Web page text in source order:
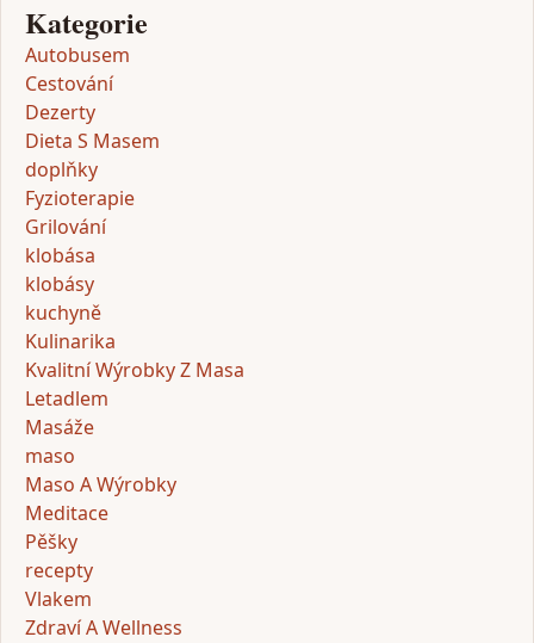
Kategorie
Autobusem
Cestování
Dezerty
Dieta S Masem
doplňky
Fyzioterapie
Grilování
klobása
klobásy
kuchyně
Kulinarika
Kvalitní Wýrobky Z Masa
Letadlem
Masáže
maso
Maso A Wýrobky
Meditace
Pěšky
recepty
Vlakem
Zdraví A Wellness